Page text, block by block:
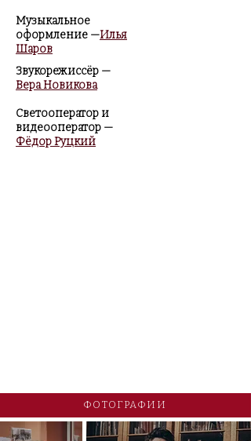
Музыкальное
оформление —Илья
Шаров
Звукорежиссёр —
Вера Новикова
Светооператор и
видеооператор —
Фёдор Руцкий
ФОТОГРАФИИ